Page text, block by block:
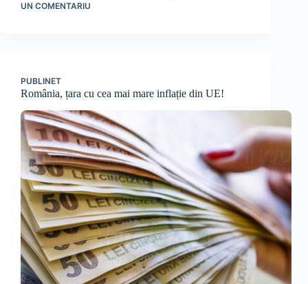
UN COMENTARIU
PUBLINET
România, țara cu cea mai mare inflație din UE!